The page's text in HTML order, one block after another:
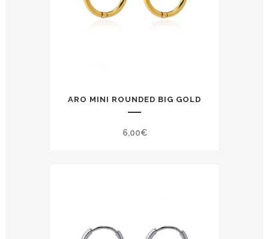
ARO MINI ROUNDED BIG GOLD
6,00€